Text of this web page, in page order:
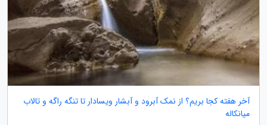
آخر هفته کجا بریم؟ از نمک آبرود و آبشار ویسادار تا تنگه راگه و تالاب
میانکاله